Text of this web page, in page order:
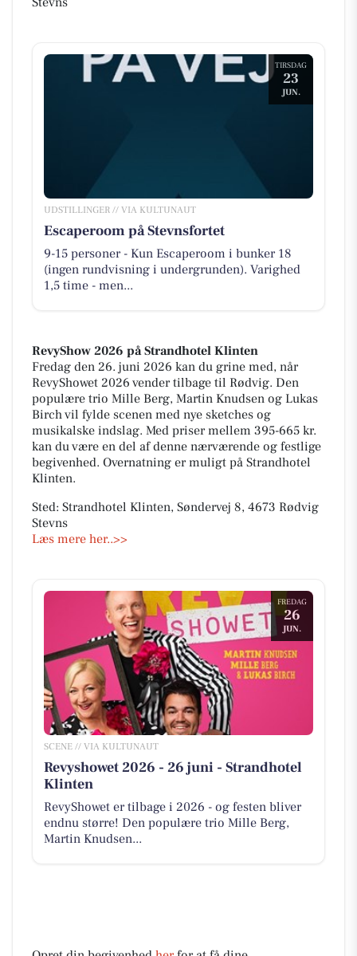
TIRSDAG
23
JUN.
UDSTILLINGER // VIA KULTUNAUT
Escaperoom på Stevnsfortet
9-15 personer - Kun Escaperoom i bunker 18
(ingen rundvisning i undergrunden). Varighed
1,5 time - men...
RevyShow 2026 på Strandhotel Klinten
Fredag den 26. juni 2026 kan du grine med, når
RevyShowet 2026 vender tilbage til Rødvig. Den
populære trio Mille Berg, Martin Knudsen og Lukas
Birch vil fylde scenen med nye sketches og
musikalske indslag. Med priser mellem 395-665 kr.
kan du være en del af denne nærværende og festlige
begivenhed. Overnatning er muligt på Strandhotel
Klinten.
Sted: Strandhotel Klinten, Søndervej 8, 4673 Rødvig
Stevns
Læs mere her..>>
FREDAG
26
JUN.
SCENE // VIA KULTUNAUT
Revyshowet 2026 - 26 juni - Strandhotel
Klinten
RevyShowet er tilbage i 2026 - og festen bliver
endnu større! Den populære trio Mille Berg,
Martin Knudsen...